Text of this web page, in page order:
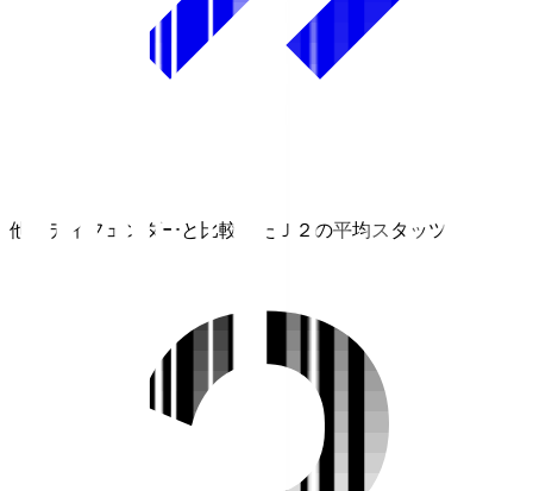
他のディフェンダーと比較したＪ２の平均スタッツ